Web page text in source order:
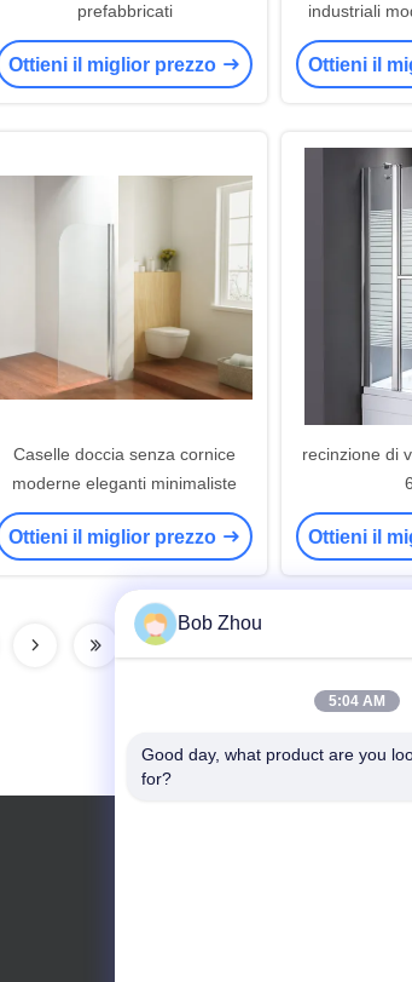
prefabbricati
Ottieni il miglior prezzo
industriali
Ottieni il
Caselle doccia senza cornice
moderne eleganti minimaliste
Ottieni il miglior prezzo
recinzione di
Ottieni il
Bob Zhou
5:04 AM
Good day, what product are you
for?